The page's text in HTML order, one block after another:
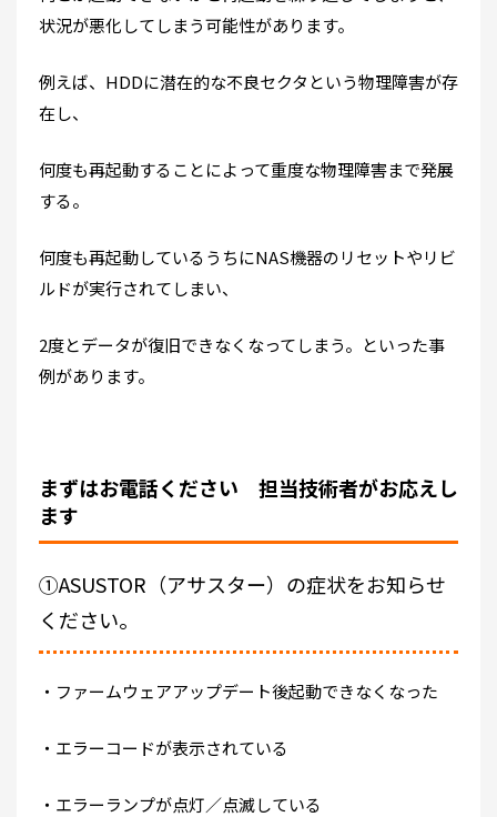
状況が悪化してしまう可能性があります。
例えば、HDDに潜在的な不良セクタという物理障害が存
在し、
何度も再起動することによって重度な物理障害まで発展
する。
何度も再起動しているうちにNAS機器のリセットやリビ
ルドが実行されてしまい、
2度とデータが復旧できなくなってしまう。といった事
例があります。
まずはお電話ください 担当技術者がお応えし
ます
①ASUSTOR（アサスター）の症状をお知らせ
ください。
・ファームウェアアップデート後起動できなくなった
・エラーコードが表示されている
・エラーランプが点灯／点滅している